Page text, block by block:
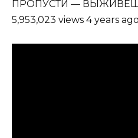
ПРОПУСТИ —
5,953,023 views 4 years